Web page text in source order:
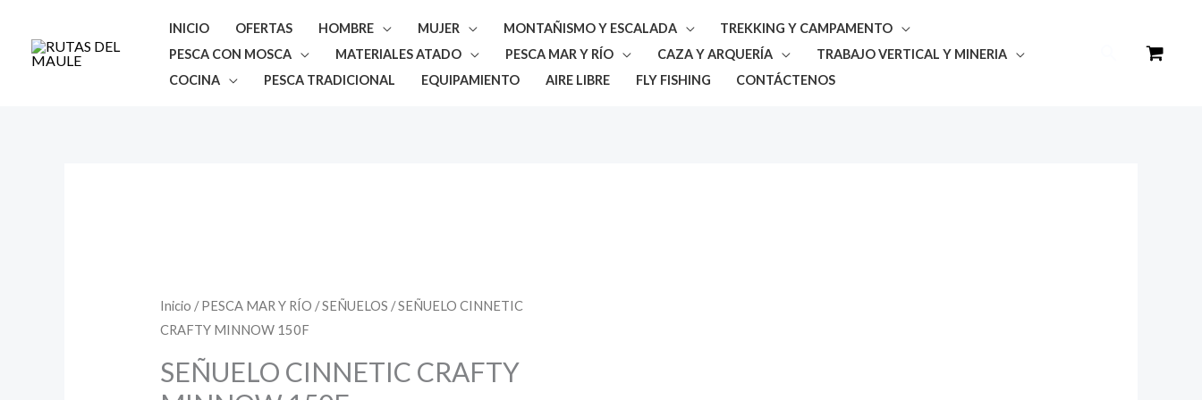
contenido
INICIO OFERTAS HOMBRE MUJER MONTAÑISMO Y ESCALADA
TREKKING Y CAMPAMENTO
PESCA CON MOSCA
MATERIALES ATADO PESCA MAR Y RÍO CAZA Y ARQUERÍA
TRABAJO VERTICAL Y MINERIA
COCINA
PESCA TRADICIONAL EQUIPAMIENTO AIRE LIBRE FLY FISHING CONTÁCTENOS
Buscar
Inicio /PESCA MAR Y RÍO /SEÑUELOS / SEÑUELO CINNETIC
CRAFTY MINNOW 150F
SEÑUELO CINNETIC CRAFTY
CRAFTY
MINNOW
cantidad
$13.500
hasta